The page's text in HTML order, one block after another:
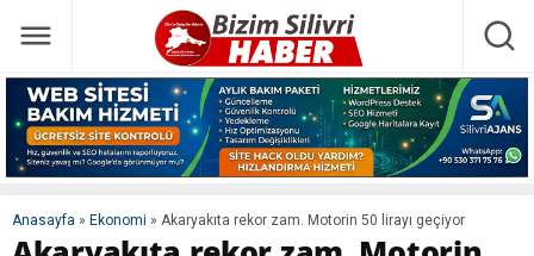
Anasayfa » Ekonomi » Akaryakıta rekor zam. Motorin 50 lirayı geçiyor